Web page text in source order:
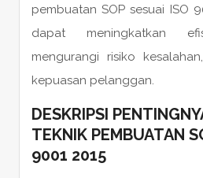
pembuatan SOP sesuai ISO
dapat meningkatkan
mengurangi risiko
kepuasan pelanggan.
DESKRIPSI
TEKNIK PEMBUATAN
9001 2015